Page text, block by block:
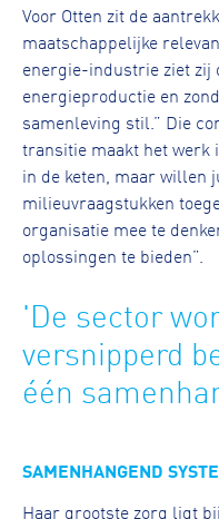
Voor Otten zit de
maatschappelijke
energie-industrie ziet
energieproductie en
samenleving stil.” Die
transitie maakt het werk
in de keten, maar willen
milieuvraagstukken
organisatie mee te
oplossingen te bieden”.
'De sector
versnipperd
één
SAMENHANGEND
Haar grootste zorg ligt